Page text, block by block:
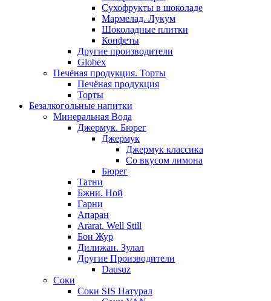
Сухофрукты в шоколаде
Мармелад. Лукум
Шоколадные плитки
Конфеты
Другие производители
Globex
Печёная продукция. Торты
Печёная продукция
Торты
Безалкогольные напитки
Минеральная Вода
Джермук. Бюрег
Джермук
Джермук классика
Со вкусом лимона
Бюрег
Татни
Бжни. Ной
Гарни
Апаран
Ararat. Well Still
Бон Жур
Дилижан. Зулал
Другие Производители
Dausuz
Соки
Соки SIS Натурал